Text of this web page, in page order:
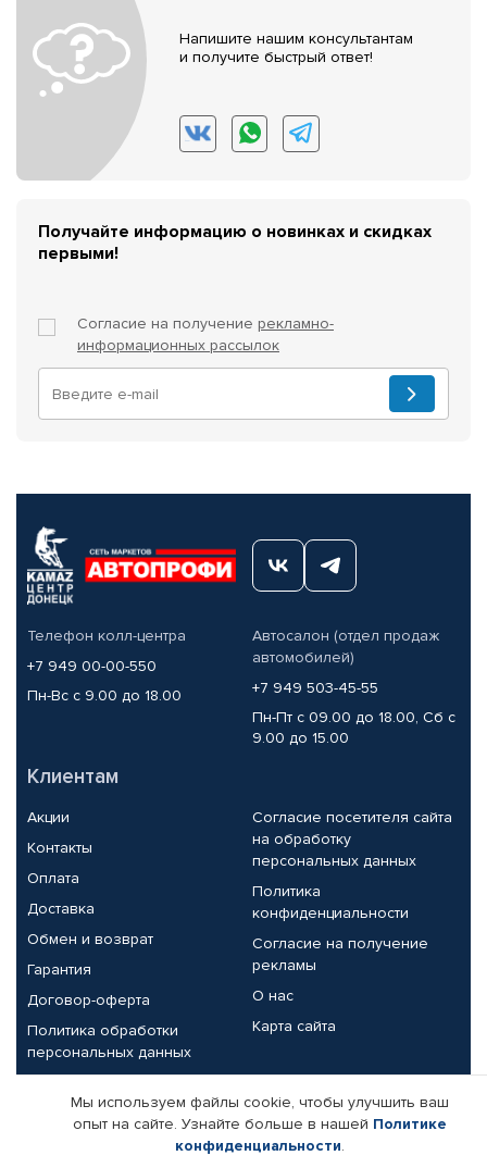
Напишите нашим консультантам
и получите быстрый ответ!
Получайте информацию о новинках и скидках
первыми!
Согласие на получение рекламно-
информационных рассылок
Телефон колл-центра
+7 949 00-00-550
Пн-Вс с 9.00 до 18.00
Автосалон (отдел продаж
автомобилей)
+7 949 503-45-55
Пн-Пт с 09.00 до 18.00, Сб с
9.00 до 15.00
Клиентам
Акции
Контакты
Оплата
Доставка
Обмен и возврат
Гарантия
Договор-оферта
Политика обработки
персональных данных
Согласие посетителя сайта
на обработку
персональных данных
Политика
конфиденциальности
Согласие на получение
рекламы
О нас
Карта сайта
Партнерам
Корпоративным клиентам
Реквизиты компании
Мы используем файлы cookie, чтобы улучшить ваш
опыт на сайте. Узнайте больше в нашей Политике
конфиденциальности.